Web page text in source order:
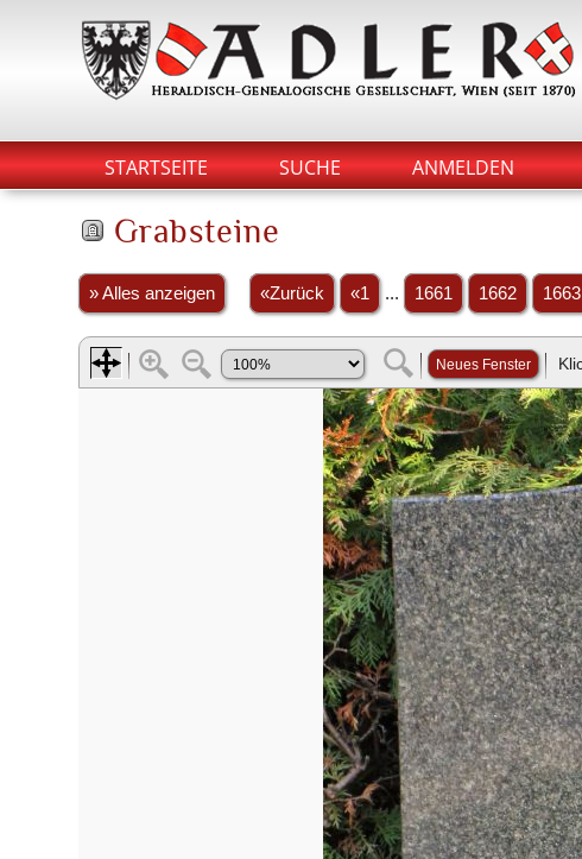
STARTSEITE SUCHE ANMELDEN
Grabsteine
» Alles anzeigen «Zurück «1 ... 1661 1662 1663